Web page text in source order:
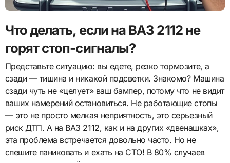
Что делать, если на ВАЗ 2112 не
горят стоп-сигналы?
Представьте ситуацию: вы едете, резко тормозите, а
сзади — тишина и никакой подсветки. Знакомо? Машина
сзади чуть не «целует» ваш бампер, потому что не видит
ваших намерений остановиться. Не работающие стопы
— это не просто мелкая неприятность, это серьезный
риск ДТП. А на ВАЗ 2112, как и на других «двенашках»,
эта проблема встречается довольно часто. Но не
спешите паниковать и ехать на СТО! В 80% случаев